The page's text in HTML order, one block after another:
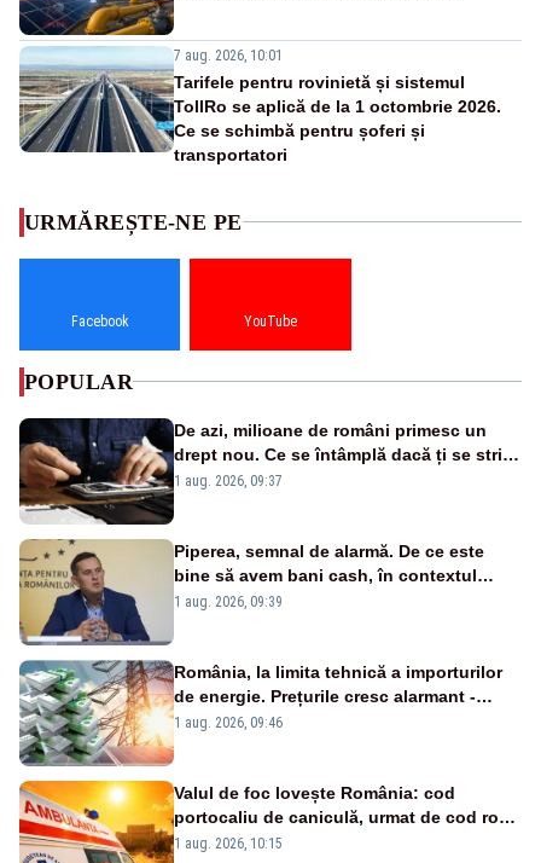
7 aug. 2026, 10:01
Tarifele pentru rovinietă și sistemul
TollRo se aplică de la 1 octombrie 2026.
Ce se schimbă pentru șoferi și
transportatori
URMĂREȘTE-NE PE
Facebook YouTube
POPULAR
De azi, milioane de români primesc un
drept nou. Ce se întâmplă dacă ți se strică
un produs
1 aug. 2026, 09:37
Piperea, semnal de alarmă. De ce este
bine să avem bani cash, în contextul
alertei energetice?
1 aug. 2026, 09:39
România, la limita tehnică a importurilor
de energie. Prețurile cresc alarmant -
Analiză Realitatea Plus
1 aug. 2026, 09:46
Valul de foc lovește România: cod
portocaliu de caniculă, urmat de cod roșu
duminică. Temperaturile urcă spre 40°C
1 aug. 2026, 10:15